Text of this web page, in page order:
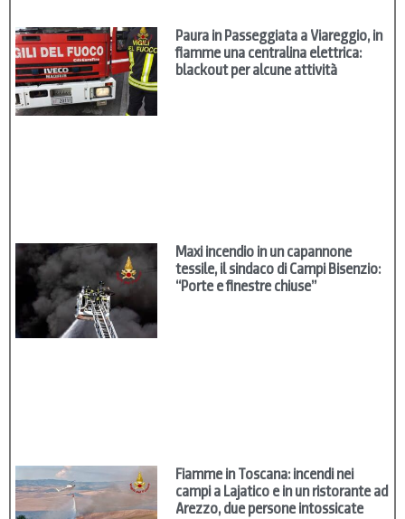
Paura in Passeggiata a Viareggio, in
fiamme una centralina elettrica:
blackout per alcune attività
Maxi incendio in un capannone
tessile, il sindaco di Campi Bisenzio:
“Porte e finestre chiuse”
Fiamme in Toscana: incendi nei
campi a Lajatico e in un ristorante ad
Arezzo, due persone intossicate